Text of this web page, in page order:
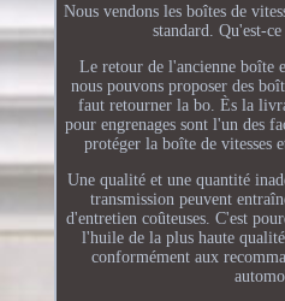
Nous vendons les boîtes de
standard. Qu'est-
Le retour de l'ancienne boîte
nous pouvons proposer des
faut retourner la bo. Ès la
pour engrenages sont l'un des
protéger la boîte de vitesses
Une qualité et une quantité
transmission peuvent
d'entretien coûteuses. C'est
l'huile de la plus haute
conformément aux